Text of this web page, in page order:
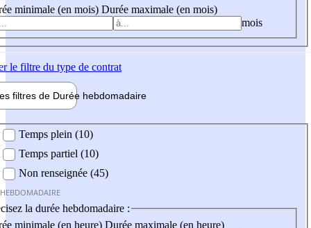
minimale (en mois) Durée maximale (en mois)
mois
le filtre du type de contrat
filtres de Durée hebdomadaire
Temps plein (10)
Temps partiel (10)
Non renseignée (45)
la durée hebdomadaire :
minimale (en heure) Durée maximale (en heure)